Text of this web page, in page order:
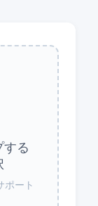
する
ポート